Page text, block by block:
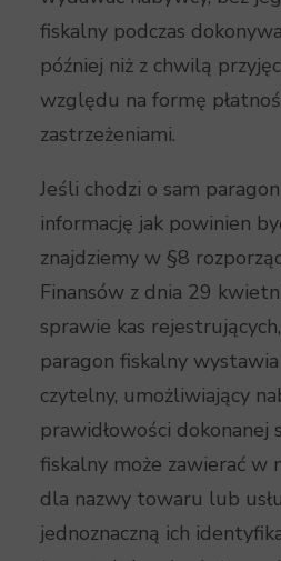
fiskalny podczas
później niż z chwilą
względu na formę
zastrzeżeniami.
Jeśli chodzi o sam
informację jak powinien
znajdziemy w §8
Finansów z dnia 29
sprawie kas
paragon fiskalny
czytelny, umożliwiający
prawidłowości dokonanej
fiskalny może zawierać w
dla nazwy towaru lub
jednoznaczną ich